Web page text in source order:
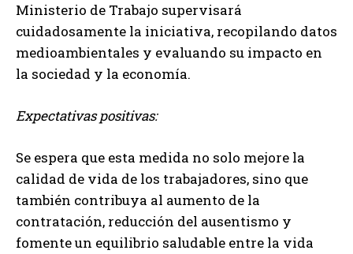
Ministerio de Trabajo supervisará
cuidadosamente la iniciativa, recopilando datos
medioambientales y evaluando su impacto en
la sociedad y la economía.
Expectativas positivas:
Se espera que esta medida no solo mejore la
calidad de vida de los trabajadores, sino que
también contribuya al aumento de la
contratación, reducción del ausentismo y
fomente un equilibrio saludable entre la vida